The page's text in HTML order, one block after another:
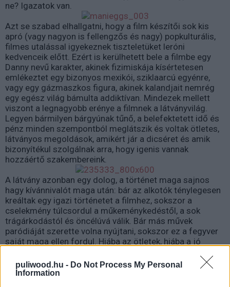
puliwood.hu - Do Not Process My Personal
Information
ne? Igazatok van.
Azt se szabad elhallgatni, hogy a film készítői sok kis
apró (vagy nagyon is fellengzős és nagy) popkulturális,
filmes utalással igyekeznek tiszteletüket leróni
kedvenceik előtt. Ezért is kerülhetett bele a filmbe egy
Danny nevű karakter, akinek fizimiskája kísértetesen
emlékeztet egy bizonyos mexikói, sziklaarcú egyénre,
vagy egy gázmaszkos figura, akinek kalandjait nemrég
egy egész világ bámulta addiktívan. Mindezek mellett
viszont a legnagyobb erénye a filmnek a látványvilág.
Legyen bármilyen bárgyúnak tűnő, a belefektetett idő és
pénz minden szempontból meglátszik és voltak ötletes,
látványos megoldások, amikért jár a dicséret és amik
bizonyítékul szolgálnak arra, hogy igenis vannak
hozzáértő szakembereink.
A látvány azonban egy dolog, a történet maga sajnos
hagy kívánnivalót maga után: bár az alkotók ténylegesen
kreáltak egy igazi történetet a filmhez, sokszor a
cselekmény túlcsordul a műkeménykedéstől, a sok
trágárkodástól és öncélúvá válik. Bár más művek
paródiáját szerette volna nyújtani, sokszor ez a fegyver
saját maga ellen fordul. Hiába az ötletek, hiába a jó
a poénokat, sem a történéseket nem vagy csak nagy
nehezen tudták a helyükre tenni és erőltetettnek tűnnek.